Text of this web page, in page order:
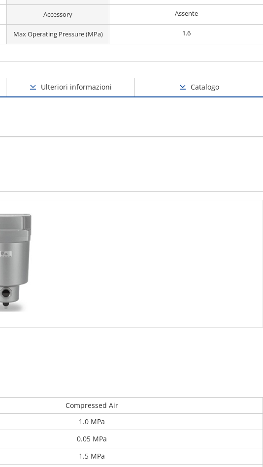
Accessory Assente
Max Operating Pressure (MPa) 1.6
Ulteriori informazioni Catalogo
Compressed Air
1.0 MPa
0.05 MPa
1.5 MPa